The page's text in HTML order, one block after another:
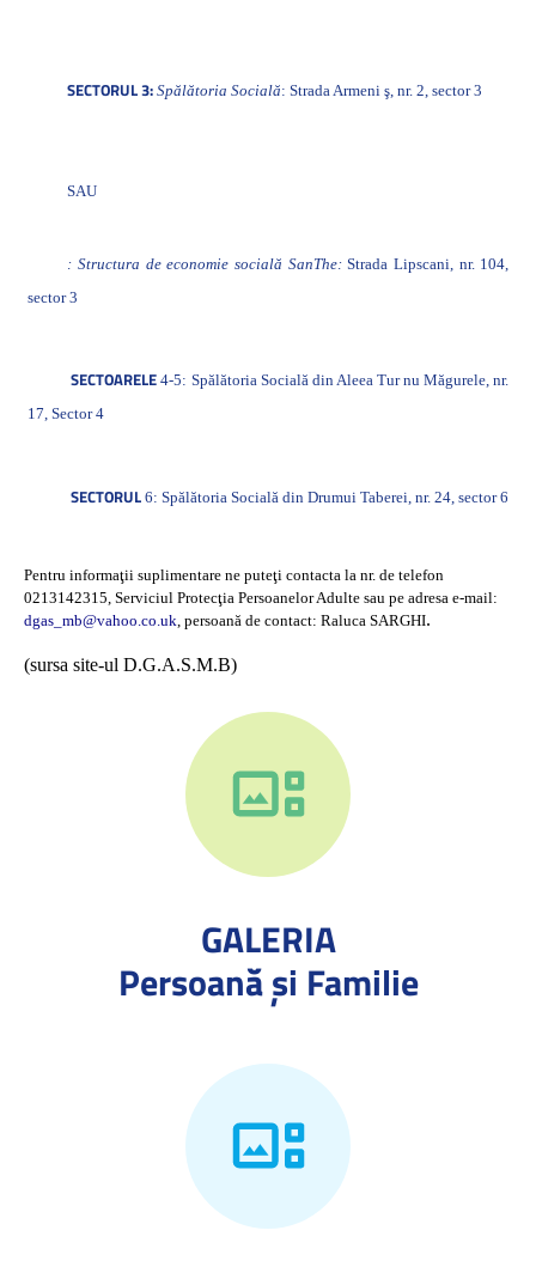
SECTORUL 3: Spălătoria Socială: Strada Armeni ş, nr. 2, sector 3
SAU
: Structura de economie socială SanThe:Strada Lipscani, nr. 104,
sector 3
SECTOARELE 4-5: Spălătoria Socială din Aleea Tur nu Măgurele, nr.
17, Sector 4
SECTORUL 6: Spălătoria Socială din Drumui Taberei, nr. 24, sector 6
Pentru informaţii suplimentare ne puteţi contacta la nr. de telefon
0213142315, Serviciul Protecţia Persoanelor Adulte sau pe adresa e-mail:
dgas_mb@vahoo.co.uk , persoană de contact: Raluca SARGHI.
(sursa site-ul D.G.A.S.M.B)
GALERIA
Persoană și Familie